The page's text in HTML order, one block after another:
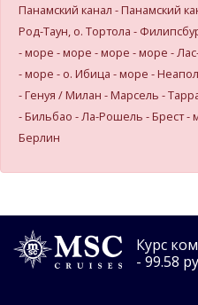
Панамский канал - Панамский
Род-Таун, о. Тортола -
- море - море - море - море -
- море - о. Ибица - море -
- Генуя / Милан - Марсель -
- Бильбао - Ла-Рошель - Брест
Берлин
Курс
- 99.58